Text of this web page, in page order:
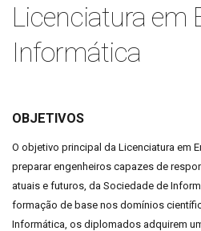
Licenciatura em
Informática
OBJETIVOS
O objetivo principal da Licenciatura em
preparar engenheiros capazes de
atuais e futuros, da Sociedade de
formação de base nos domínios
Informática, os diplomados adquirem